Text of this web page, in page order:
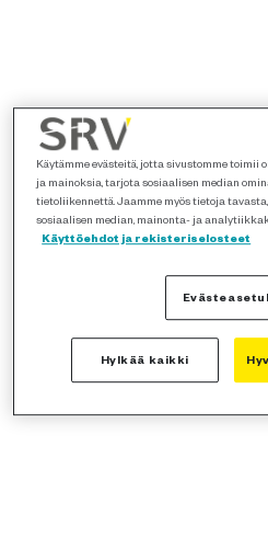
Käytämme evästeitä, jotta sivustomme toimii
ja mainoksia, tarjota sosiaalisen median
tietoliikennettä. Jaamme myös tietoja
sosiaalisen median, mainonta- ja
Käyttöehdot ja rekisteriselosteet
Hylkää kaikki